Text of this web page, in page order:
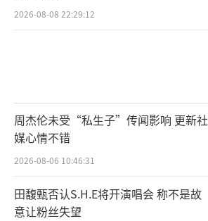
2026-08-08 22:29:12
周杰伦未受“私生子”传闻影响 更新社
媒心情不错
2026-08-06 10:46:31
田馥甄否认S.H.E将开演唱会 称不是故
意让粉丝失望